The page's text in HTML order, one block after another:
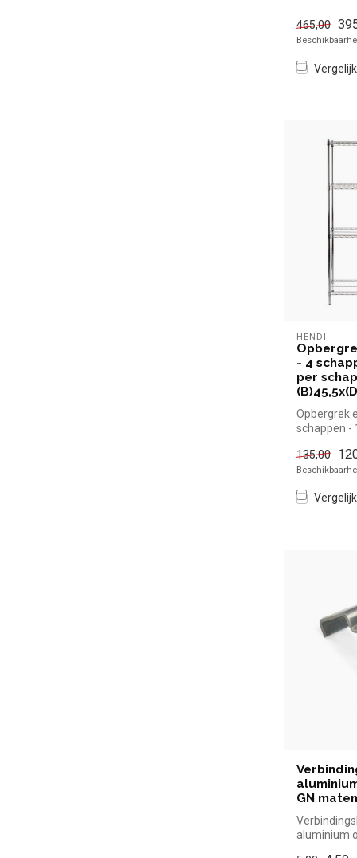
465,00
Vergelijk
HENDI
- 4
per
Opbergrek
schappen -
135,00
Vergelijk
GN maten
aluminium